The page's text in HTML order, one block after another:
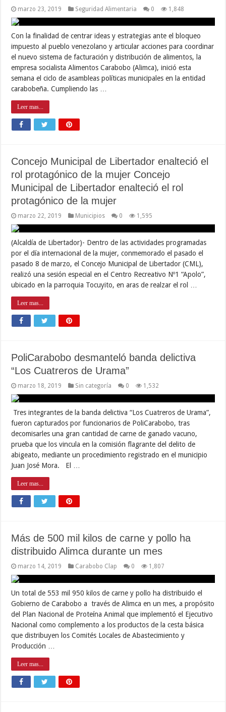
marzo 23, 2019 Seguridad Alimentaria 0 1,848
Con la finalidad de centrar ideas y estrategias ante el bloqueo
impuesto al pueblo venezolano y articular acciones para coordinar
el nuevo sistema de facturación y distribución de alimentos, la
empresa socialista Alimentos Carabobo (Alimca), inició esta
semana el ciclo de asambleas políticas municipales en la entidad
carabobeña. Cumpliendo las …
Leer mas...
Concejo Municipal de Libertador enalteció el
rol protagónico de la mujer Concejo
Municipal de Libertador enalteció el rol
protagónico de la mujer
marzo 22, 2019 Municipios 0 1,595
(Alcaldía de Libertador)- Dentro de las actividades programadas
por el día internacional de la mujer, conmemorado el pasado el
pasado 8 de marzo, el Concejo Municipal de Libertador (CML),
realizó una sesión especial en el Centro Recreativo Nº1 “Apolo”,
ubicado en la parroquia Tocuyito, en aras de realzar el rol …
Leer mas...
PoliCarabobo desmanteló banda delictiva
“Los Cuatreros de Urama”
marzo 18, 2019 Sin categoría 0 1,532
Tres integrantes de la banda delictiva “Los Cuatreros de Urama”,
fueron capturados por funcionarios de PoliCarabobo, tras
decomisarles una gran cantidad de carne de ganado vacuno,
prueba que los vincula en la comisión flagrante del delito de
abigeato, mediante un procedimiento registrado en el municipio
Juan José Mora. El …
Leer mas...
Más de 500 mil kilos de carne y pollo ha
distribuido Alimca durante un mes
marzo 14, 2019 Carabobo Clap 0 1,807
Un total de 553 mil 950 kilos de carne y pollo ha distribuido el
Gobierno de Carabobo a través de Alimca en un mes, a propósito
del Plan Nacional de Proteína Animal que implementó el Ejecutivo
Nacional como complemento a los productos de la cesta básica
que distribuyen los Comités Locales de Abastecimiento y
Producción …
Leer mas...